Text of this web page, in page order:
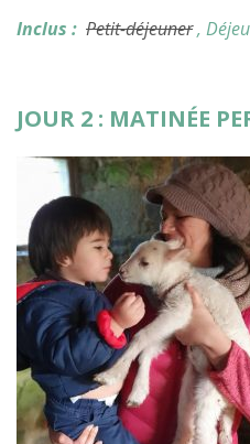
Inclus : Petit-déjeuner,
JOUR 2 : MATINÉE